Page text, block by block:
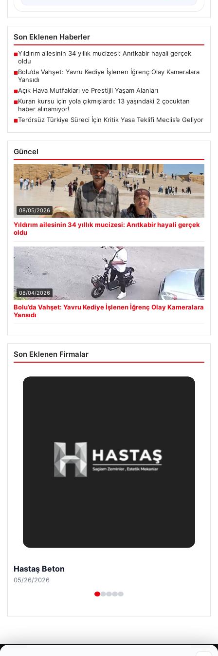
Son Eklenen Haberler
■Yıldırım ailesinin 34 yıllık mucizesi: Anıtkabir hayali gerçek
oldu
■Bolu’da Vahşet: Yavru Kediye İşlenen İğrenç Olay Kameralara
Yansıdı
■Açık Hava Mutfakları ve Prestijli Yaşam Alanları
■Kuran kursu için yola çıkmışlardı: 13 yaşındaki 2 çocuktan
haber alınamıyor!
■Terörsüz Türkiye Süreci İçin Kritik Yasa Teklifi Meclis’e Geliyor
Güncel
08/05/2026
Yıldırım ailesinin 34 yıllık mucizesi: Anıtkabir hayali gerçek
oldu
08/04/2026
Bolu’da Vahşet: Yavru Kediye İşlenen İğrenç Olay Kameralara
Yansıdı
Son Eklenen Firmalar
Prenses Night Club
04/29/2026